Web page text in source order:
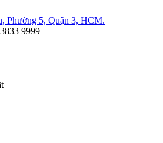
Phường 5, Quận 3, HCM.
9999